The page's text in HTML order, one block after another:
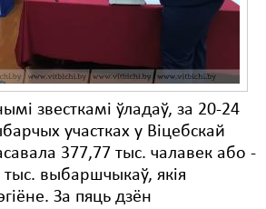
звесткамі ўладаў, за 20-24
участках у Віцебскай
377,77 тыс. чалавек або -
выбаршчыкаў, якія
За пяць дзён